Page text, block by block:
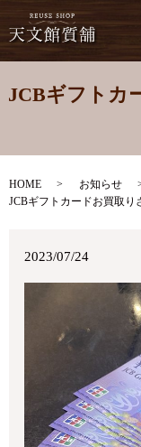
JCBギフトカ
HOME
お知らせ
JCBギフトカードお買取り
2023/07/24